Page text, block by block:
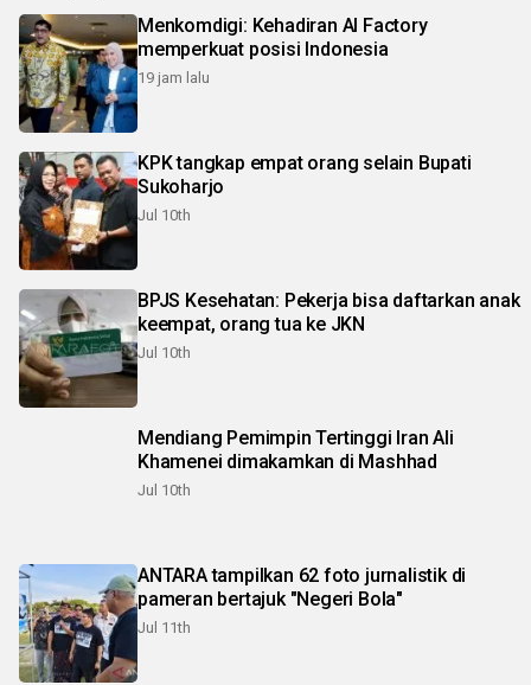
Menkomdigi: Kehadiran AI Factory
memperkuat posisi Indonesia
19 jam lalu
KPK tangkap empat orang selain Bupati
Sukoharjo
Jul 10th
BPJS Kesehatan: Pekerja bisa daftarkan anak
keempat, orang tua ke JKN
Jul 10th
Mendiang Pemimpin Tertinggi Iran Ali
Khamenei dimakamkan di Mashhad
Jul 10th
ANTARA tampilkan 62 foto jurnalistik di
pameran bertajuk "Negeri Bola"
Jul 11th